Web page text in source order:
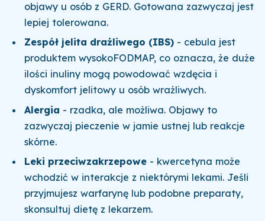
objawy u osób z GERD. Gotowana zazwyczaj jest
lepiej tolerowana.
Zespół jelita drażliwego (IBS) - cebula jest
produktem wysokoFODMAP, co oznacza, że duże
ilości inuliny mogą powodować wzdęcia i
dyskomfort jelitowy u osób wrażliwych.
Alergia - rzadka, ale możliwa. Objawy to
zazwyczaj pieczenie w jamie ustnej lub reakcje
skórne.
Leki przeciwzakrzepowe - kwercetyna może
wchodzić w interakcje z niektórymi lekami. Jeśli
przyjmujesz warfarynę lub podobne preparaty,
skonsultuj dietę z lekarzem.